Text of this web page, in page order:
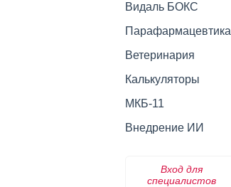
Видаль БОКС
Парафармацевтика
Ветеринария
Калькуляторы
МКБ-11
Внедрение ИИ
Вход для
специалистов